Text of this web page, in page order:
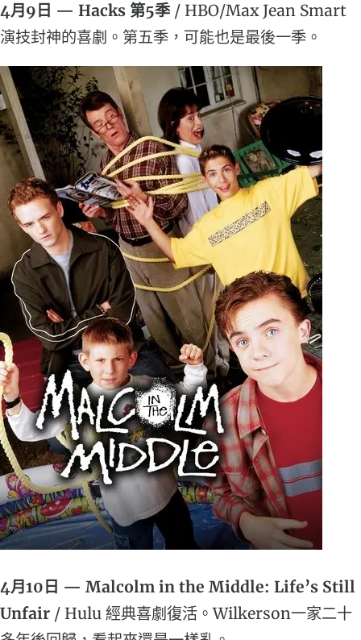
4月9日 — Hacks 第5季 / HBO/Max Jean Smart
演技封神的喜劇。第五季，可能也是最後一季。
4月10日 — Malcolm in the Middle: Life’s Still
Unfair / Hulu 經典喜劇復活。Wilkerson一家二十